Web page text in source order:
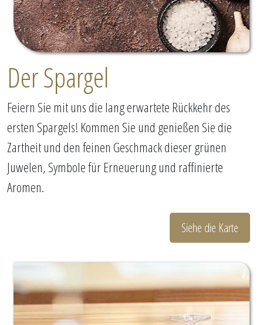
Der Spargel
Feiern Sie mit uns die lang erwartete Rückkehr des
ersten Spargels! Kommen Sie und genießen Sie die
Zartheit und den feinen Geschmack dieser grünen
Juwelen, Symbole für Erneuerung und raffinierte
Aromen.
Siehe die Karte